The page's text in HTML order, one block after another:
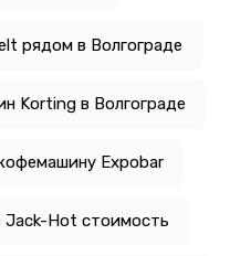
рядом в Волгограде
Korting в Волгограде
Expobar
Jack-Hot стоимость